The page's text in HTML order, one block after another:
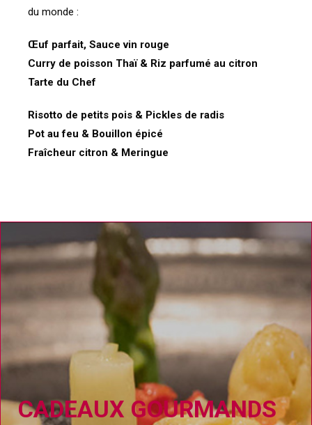
du monde :
Œuf parfait, Sauce vin rouge
Curry de poisson Thaï & Riz parfumé au citron
Tarte du Chef
Risotto de petits pois & Pickles de radis
Pot au feu & Bouillon épicé
Fraîcheur citron & Meringue
CADEAUX GOURMANDS